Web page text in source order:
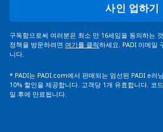
사인 업하기
구독함으로써 여러분은 최소 만 16세임을 동의하는
정책을 방문하려면 여기를 클릭하세요. PADI 이메일
니다.
* PADI는 PADI.com에서 판매되는 엄선된 PADI e러
10% 할인을 제공합니다. 고객당 1개 유효합니다. 코
일 후에 만료됩니다.